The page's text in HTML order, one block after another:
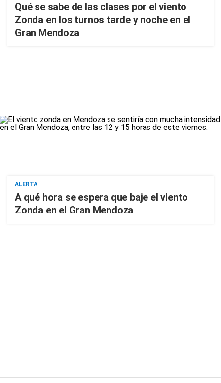
Qué se sabe de las clases por el viento
Zonda en los turnos tarde y noche en el
Gran Mendoza
ALERTA
A qué hora se espera que baje el viento
Zonda en el Gran Mendoza